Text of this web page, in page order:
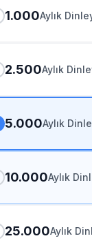
1.000Aylık
2.500Aylık
5.000Aylık
10.000Aylık
25.000Aylık